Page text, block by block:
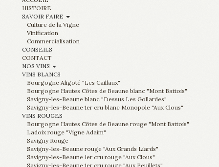
HISTOIRE
SAVOIR FAIRE
Culture de la Vigne
Vinification
Commercialisation
CONSEILS
CONTACT
NOS VINS
VINS BLANCS
Bourgogne Aligoté "Les Caillaux"
Bourgogne Hautes Côtes de Beaune blanc "Mont Battois"
Savigny-les-Beaune blanc "Dessus Les Gollardes"
Savigny-les-Beaune 1er cru blanc Monopole "Aux Clous"
VINS ROUGES
Bourgogne Hautes Côtes de Beaune rouge "Mont Battois"
Ladoix rouge "Vigne Adaim"
Savigny Rouge
Savigny-les-Beaune rouge "Aux Grands Liards"
Savigny-les-Beaune 1er cru rouge "Aux Clous"
Savigny-les-Beaune 1er cru rouge "Aux Peuillets"